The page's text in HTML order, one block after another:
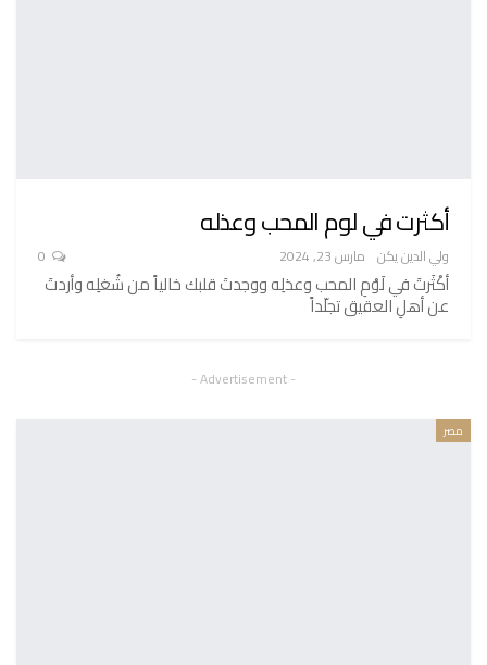
أكثرت في لوم المحب وعذله
ولي الدين يكن مارس 23, 2024
أكْثَرتَ في لَوْمِ المحب وعذلِه ووجدتَ قلبك خالياً من شُغلِه وأردتَ
عن أهلِ العقيق تجلّداً
- Advertisement -
مصر